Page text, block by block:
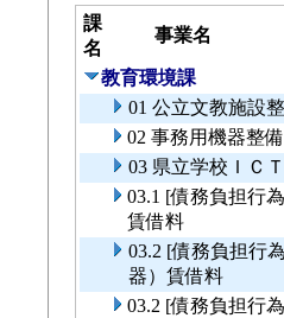
課
名
事業名
教育環境課
01 公立文教施設
02 事務用機器整
03 県立学校ＩＣ
03.1 [債務負担行
賃借料
03.2 [債務負担行
器）賃借料
03.2 [債務負担行